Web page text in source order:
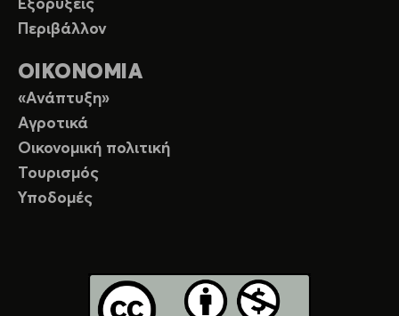
Εξορύξεις
Περιβάλλον
ΟΙΚΟΝΟΜΙΑ
«Ανάπτυξη»
Αγροτικά
Οικονομική πολιτική
Τουρισμός
Υποδομές